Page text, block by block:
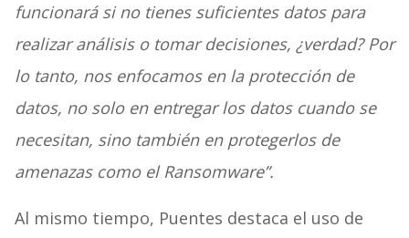
funcionará si no tienes suficientes datos para
realizar análisis o tomar decisiones, ¿verdad? Por
lo tanto, nos enfocamos en la protección de
datos, no solo en entregar los datos cuando se
necesitan, sino también en protegerlos de
amenazas como el Ransomware”.
Al mismo tiempo, Puentes destaca el uso de